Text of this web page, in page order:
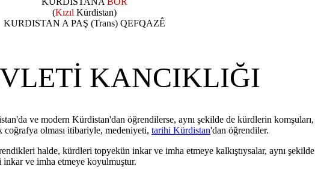
(Kızıl Kürdistan)
KURDISTAN A PAŞ (Trans) QEFQAZÊ
KANCIKLIĞI
ve modern Kürdistan'dan öğrendilerse, aynı şekilde de kürdlerin komşuları,
olması itibariyle, medeniyeti, tarihi Kürdistan'dan öğrendiler.
halde, kürdleri topyekün inkar ve imha etmeye kalkıştıysalar, aynı şekilde
ve imha etmeye koyulmuştur.